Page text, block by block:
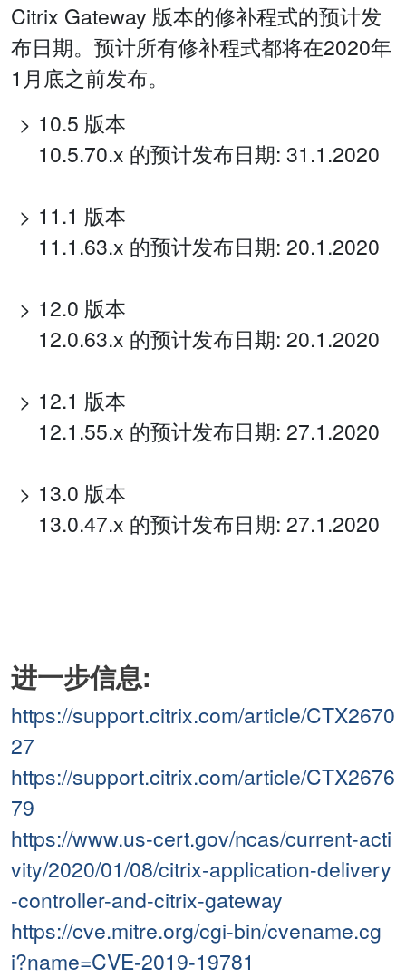
Citrix Gateway 版本的修补程式的预计发
布日期。预计所有修补程式都将在2020年
1月底之前发布。
10.5 版本
10.5.70.x 的预计发布日期: 31.1.2020
11.1 版本
11.1.63.x 的预计发布日期: 20.1.2020
12.0 版本
12.0.63.x 的预计发布日期: 20.1.2020
12.1 版本
12.1.55.x 的预计发布日期: 27.1.2020
13.0 版本
13.0.47.x 的预计发布日期: 27.1.2020
进一步信息:
https://support.citrix.com/article/CTX2670
27
https://support.citrix.com/article/CTX2676
79
https://www.us-cert.gov/ncas/current-acti
vity/2020/01/08/citrix-application-delivery
-controller-and-citrix-gateway
https://cve.mitre.org/cgi-bin/cvename.cg
i?name=CVE-2019-19781